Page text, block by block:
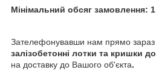
Мінімальний обсяг замовлення:
Зателефонувавши нам прямо
залізобетонні лотки та кришки
на доставку до Вашого об'єкта.